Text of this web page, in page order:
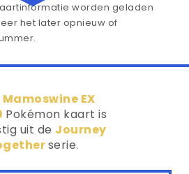
worden geladen
het later opnieuw of
Mamoswine EX
Pokémon kaart is
uit de Journey
serie.